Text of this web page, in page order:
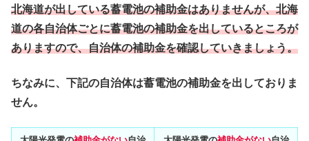
北海道が出している蓄電池の補助金はありませんが、北海
道の各自治体ごとに蓄電池の補助金を出しているところが
ありますので、自治体の補助金を確認していきましょう。
ちなみに、下記の自治体は蓄電池の補助金を出しておりま
せん。